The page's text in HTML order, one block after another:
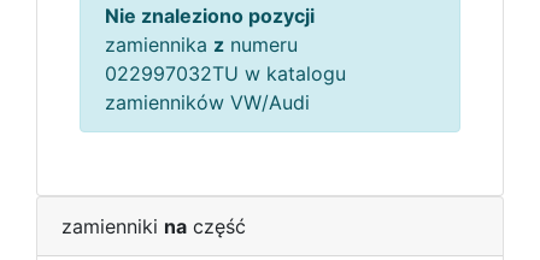
Nie znaleziono pozycji
zamiennika z numeru
022997032TU w katalogu
zamienników VW/Audi
zamienniki na część